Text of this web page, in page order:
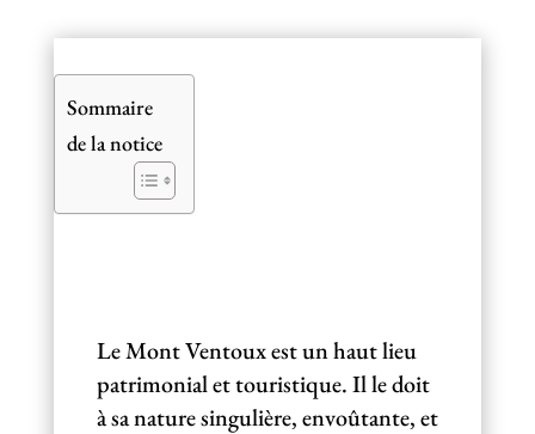
Sommaire
de la notice
Le Mont Ventoux est un haut lieu
patrimonial et touristique. Il le doit
à sa nature singulière, envoûtante, et